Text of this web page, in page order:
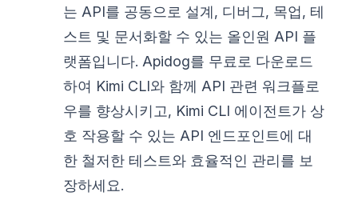
는 API를 공동으로 설계, 디버그, 목업, 테
스트 및 문서화할 수 있는 올인원 API 플
랫폼입니다. Apidog를 무료로 다운로드
하여 Kimi CLI와 함께 API 관련 워크플로
우를 향상시키고, Kimi CLI 에이전트가 상
호 작용할 수 있는 API 엔드포인트에 대
한 철저한 테스트와 효율적인 관리를 보
장하세요.